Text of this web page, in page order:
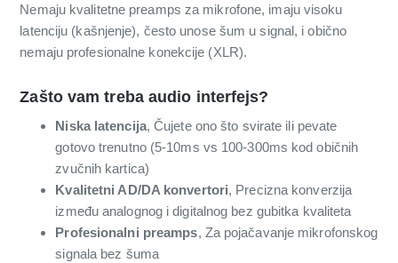
Nemaju kvalitetne preamps za mikrofone, imaju visoku
latenciju (kašnjenje), često unose šum u signal, i obično
nemaju profe­sionalne konekcije (XLR).
Zašto vam treba audio interfejs?
Niska latencija, Čujete ono što svirate ili pevate
gotovo trenutno (5-10ms vs 100-300ms kod običnih
zvučnih kartica)
Kvalitetni AD/DA konvertori, Precizna konverzija
između analognog i digitalnog bez gubitka kvaliteta
Profesionalni preamps, Za pojačavanje mikrofonskog
signala bez šuma